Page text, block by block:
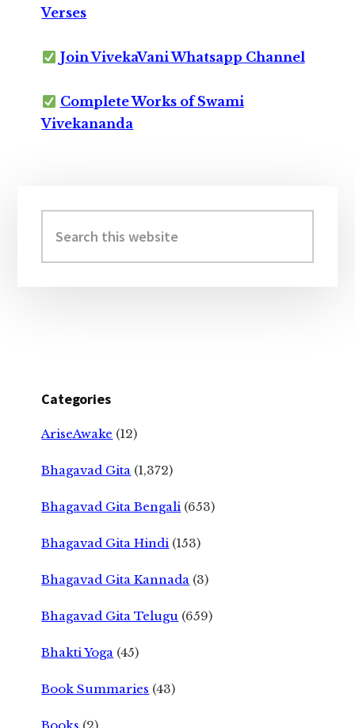
Verses
Join VivekaVani Whatsapp Channel
Complete Works of Swami
Vivekananda
Sidebar
this
website
Categories
AriseAwake (12)
Bhagavad Gita (1,372)
Bhagavad Gita Bengali (653)
Bhagavad Gita Hindi (153)
Bhagavad Gita Kannada (3)
Bhagavad Gita Telugu (659)
Bhakti Yoga (45)
Book Summaries (43)
Books (2)